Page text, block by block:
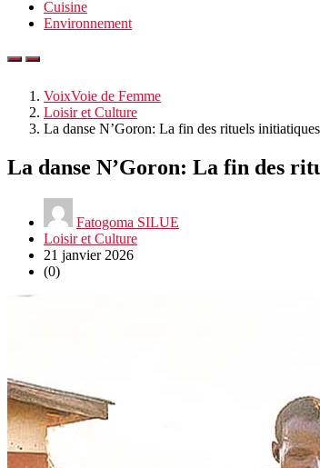
Cuisine
Environnement
VoixVoie de Femme
Loisir et Culture
La danse N’Goron: La fin des rituels
La danse N’Goron: La fin des
Fatogoma SILUE
Loisir et Culture
21 janvier 2026
(0)